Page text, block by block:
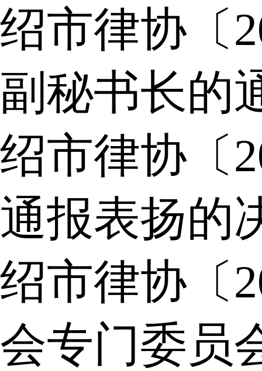
绍市律协〔
副秘书长的
绍市律协〔
通报表扬的
绍市律协〔
会专门委员